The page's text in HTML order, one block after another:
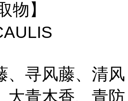
物】
、寻风藤、 清风
大青木香、青防